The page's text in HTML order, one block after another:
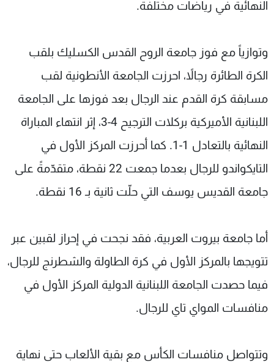
النهائية في رياضات مختلفة.
وتوازياً مع فوز جامعة الروح القدس الكسليك بلقب
الكرة الطائرة رجالاً، احرزت الجامعة الأنطونية لقب
مسابقة كرة القدم عند الرجال بعد فوزها على الجامعة
اللبنانية الأميركية بركلات الترجيح 4-3، إثر انتهاء المباراة
النهائية بالتعادل 1-1. كما أحرزت المركز الأول في
التايكواندو للرجال بعدما جمعت 22 نقطة، متقدّمةً على
جامعة القديس يوسف التي حلّت ثانية بـ 16 نقطة.
أما جامعة بيروت العربية، فقد نجحت في إحراز لقبين عبر
تتويجها بالمركز الأول في كرة الطاولة والشطرنج للرجال،
فيما حصدت الجامعة اللبنانية الدولية المركز الأول في
منافسات المواي تاي للرجال.
وتتواصل منافسات الكأس مع بقية الألعاب حتى نهاية